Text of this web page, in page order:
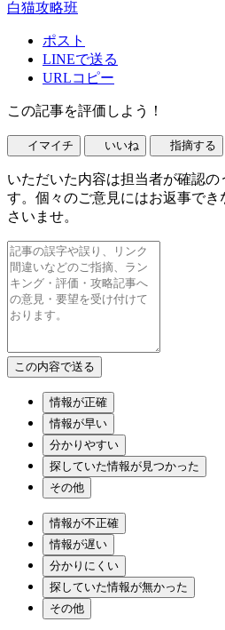
白猫攻略班
ポスト
LINEで送る
URLコピー
この記事を評価しよう！
イマイチ いいね 指摘する
いただいた内容は担当者が確認の
す。個々のご意見にはお返事で
さいませ。
情報が正確
情報が早い
分かりやすい
探していた情報が見つかった
その他
情報が不正確
情報が遅い
分かりにくい
探していた情報が無かった
その他